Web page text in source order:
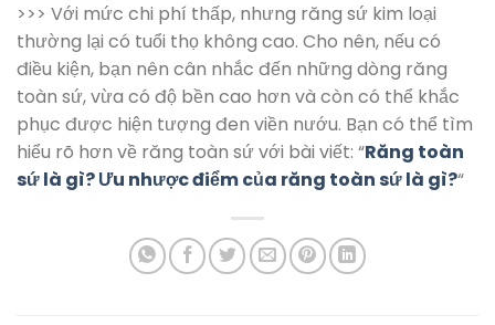
>>> Với mức chi phí thấp, nhưng răng sứ kim loại
thường lại có tuổi thọ không cao. Cho nên, nếu có
điều kiện, bạn nên cân nhắc đến những dòng răng
toàn sứ, vừa có độ bền cao hơn và còn có thể khắc
phục được hiện tượng đen viền nướu. Bạn có thể tìm
hiểu rõ hơn về răng toàn sứ với bài viết: “Răng toàn
sứ là gì? Ưu nhược điểm của răng toàn sứ là gì?“